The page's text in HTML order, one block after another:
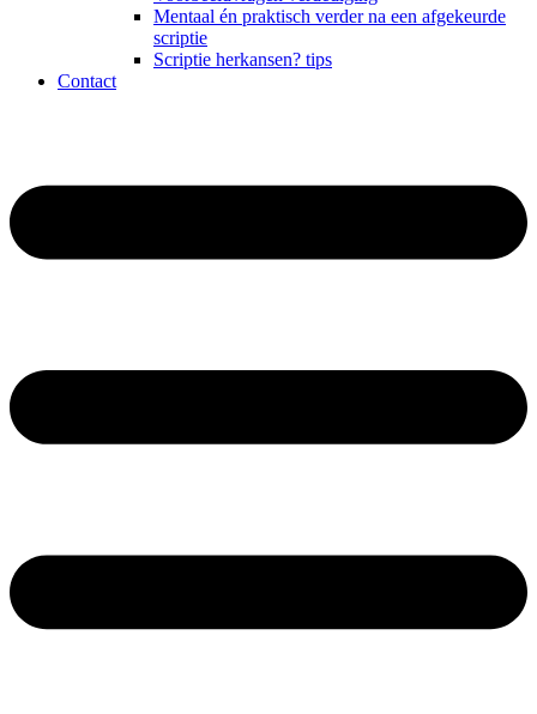
Mentaal én praktisch verder na een afgekeurde
scriptie
Scriptie herkansen? tips
Contact